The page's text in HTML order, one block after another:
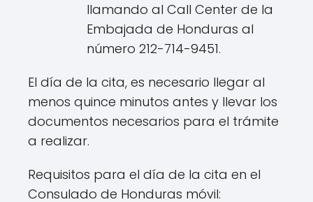
llamando al Call Center de la
Embajada de Honduras al
número 212-714-9451.
El día de la cita, es necesario llegar al
menos quince minutos antes y llevar los
documentos necesarios para el trámite
a realizar.
Requisitos para el día de la cita en el
Consulado de Honduras móvil: